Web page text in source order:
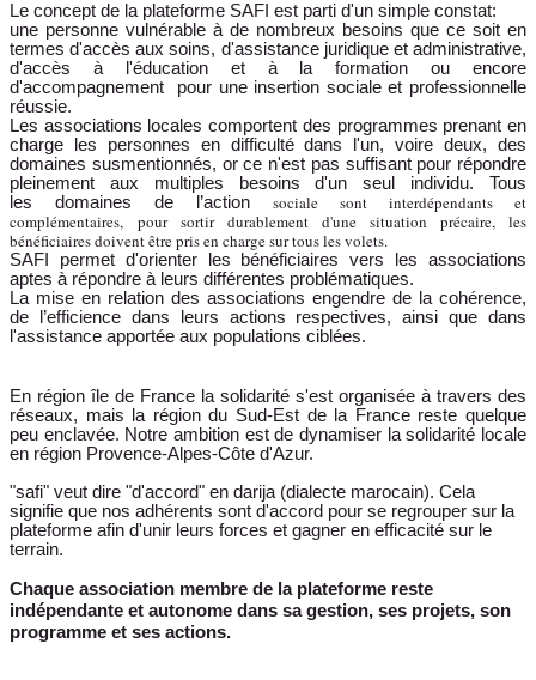
Le concept de la plateforme SAFI est parti d'un simple constat:
une personne vulnérable à de nombreux besoins que ce soit en
termes d'accès aux soins, d'assistance juridique et administrative,
d'accès à l'éducation et à la formation ou encore
d'accompagnement pour une insertion sociale et professionnelle
réussie.
Les associations locales comportent des programmes prenant en
charge les personnes en difficulté dans l'un, voire deux, des
domaines susmentionnés, or ce n'est pas suffisant pour répondre
pleinement aux multiples besoins d'un seul individu. Tous
les domaines de l’action sociale sont interdépendants et
complémentaires, pour sortir durablement d'une situation précaire, les
bénéficiaires doivent être pris en charge sur tous les volets.
SAFI permet d'orienter les bénéficiaires vers les associations
aptes à répondre à leurs différentes problématiques.
La mise en relation des associations engendre de la cohérence,
de l’efficience dans leurs actions respectives, ainsi que dans
l'assistance apportée aux populations ciblées.
En région île de France la solidarité s'est organisée à travers des
réseaux, mais la région du Sud-Est de la France reste quelque
peu enclavée. Notre ambition est de dynamiser la solidarité locale
en région Provence-Alpes-Côte d'Azur.
"safi" veut dire "d'accord" en darija (dialecte marocain). Cela
signifie que nos adhérents sont d'accord pour se regrouper sur la
plateforme afin d'unir leurs forces et gagner en efficacité sur le
terrain.
Chaque association membre de la plateforme reste
indépendante et autonome dans sa gestion, ses projets, son
programme et ses actions.